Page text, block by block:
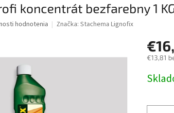
koncentrát bezfarebny 1
hodnotenia Značka: Stachema Lignofix
€13,81
cena: